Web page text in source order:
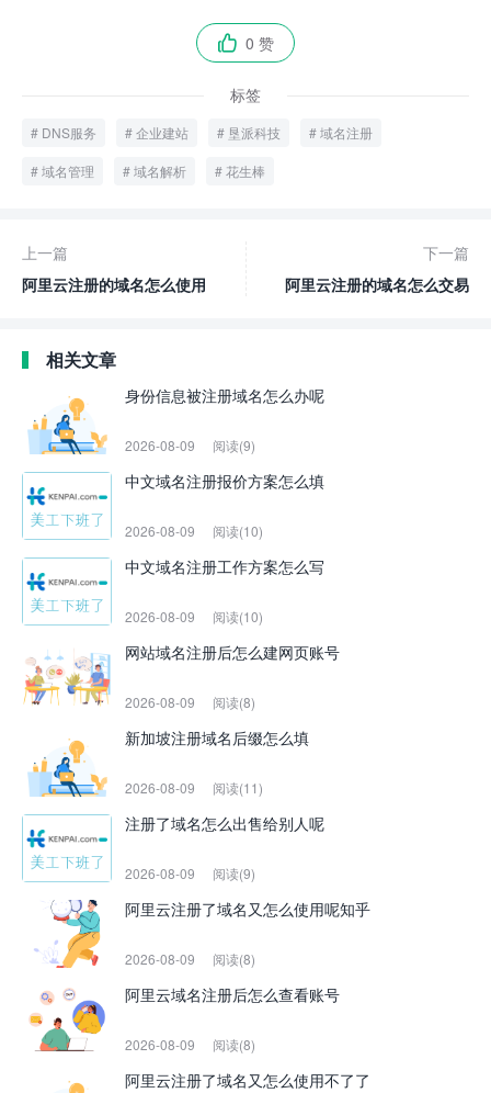
 0 赞
标签
DNS服务 企业建站 垦派科技 域名注册
域名管理 域名解析 花生棒
上一篇
阿里云注册的域名怎么使用
下一篇
阿里云注册的域名怎么交易
相关文章
身份信息被注册域名怎么办呢
2026-08-09 阅读(9)
中文域名注册报价方案怎么填
2026-08-09 阅读(10)
中文域名注册工作方案怎么写
2026-08-09 阅读(10)
网站域名注册后怎么建网页账号
2026-08-09 阅读(8)
新加坡注册域名后缀怎么填
2026-08-09 阅读(11)
注册了域名怎么出售给别人呢
2026-08-09 阅读(9)
阿里云注册了域名又怎么使用呢知乎
2026-08-09 阅读(8)
阿里云域名注册后怎么查看账号
2026-08-09 阅读(8)
阿里云注册了域名又怎么使用不了了